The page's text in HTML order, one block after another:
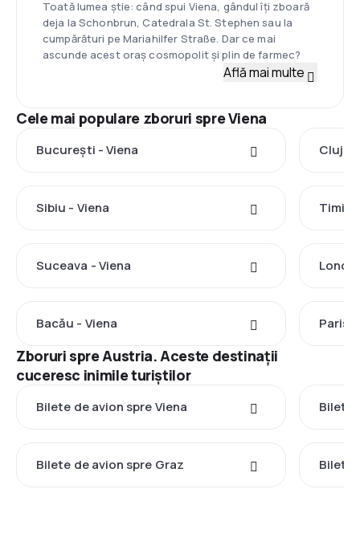
Toată lumea știe: când spui Viena, gândul îți zboară
deja la Schonbrun, Catedrala St. Stephen sau la
cumpărături pe Mariahilfer Straße. Dar ce mai
ascunde acest oraș cosmopolit și plin de farmec?
Află mai multe
Cele mai populare zboruri spre Viena
București - Viena Cluj-
Sibiu - Viena
Suceava - Viena
Bacău - Viena Paris -
Zboruri spre Austria. Aceste destinații
cuceresc inimile turiștilor
Bilete de avion spre Viena Bilete
Bilete de avion spre Graz Bilete